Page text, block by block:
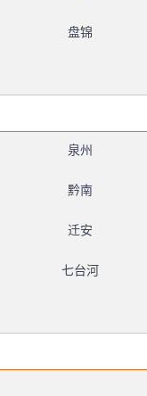
盘锦
泉州
黔南
迁安
七台河